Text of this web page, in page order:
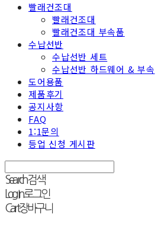
빨래건조대
빨래건조대
빨래건조대 부속품
수납선반
수납선반 세트
수납선반 하드웨어 & 부속
도어용품
제품후기
공지사항
FAQ
1:1문의
등업 신청 게시판
Search검색
Log In로그인
Cart장바구니